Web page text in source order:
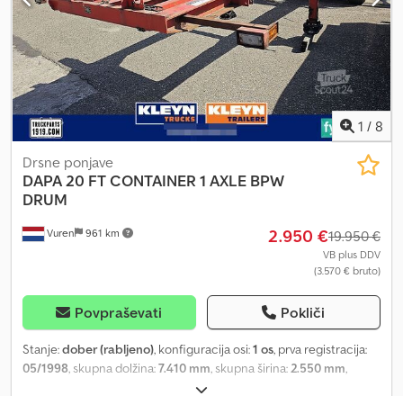
1 / 8
Vuren 961 km
Drsne ponjave
DAPA20 FT CONTAINER 1 AXLE BPW
DRUM
2.950 €19.950 €
VB plus DDV
(3.570 € bruto)
Povpraševati Pokliči
Stanje:dober (rabljeno), konfiguracija osi:1 os, prva registracija:
05/1998, skupna dolžina:7.410 mm, skupna širina:2.550 mm,
, vzmetenje: